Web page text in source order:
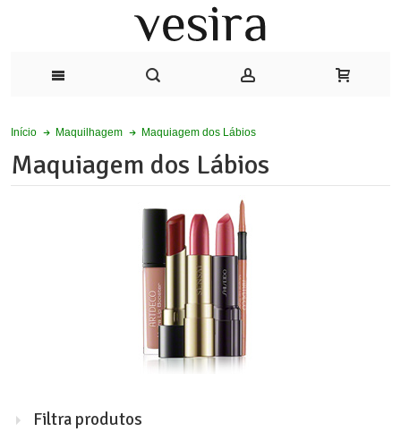
Início Maquilhagem Maquiagem dos Lábios
Maquiagem dos Lábios
Filtra produtos